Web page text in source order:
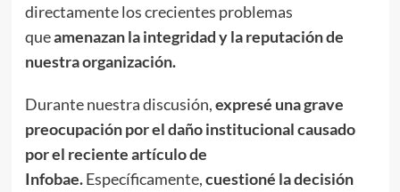
directamente los crecientes problemas
queamenazan la integridad y la reputación de
nuestra organización.
Durante nuestra discusión,expresé una grave
preocupación por el daño institucional causado
por el reciente artículo de
Infobae.Específicamente,cuestioné la decisión